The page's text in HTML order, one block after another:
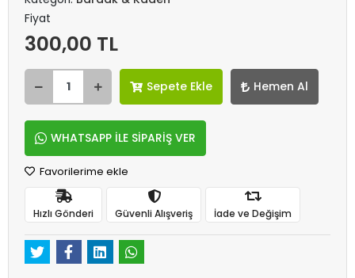
Fiyat
300,00 TL
Sepete Ekle Hemen Al
WHATSAPP İLE SİPARİŞ VER
Favorilerime ekle
Hızlı Gönderi Güvenli Alışveriş İade ve Değişim